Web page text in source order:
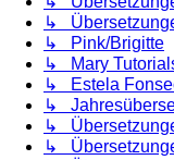
↳
↳ Pink/Brigitte
↳ Mary
↳ Estela
↳
↳
↳